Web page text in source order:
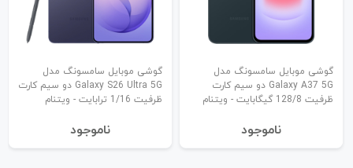
گوشی موبایل سامسونگ مدل
Galaxy A37 5G دو سیم کارت
ظرفیت 128/8 گیگابایت - ویتنام
نا‌موجود
گوشی موبایل سامسونگ مدل
Galaxy S26 Ultra 5G دو سیم کارت
ظرفیت 1/16 ترابایت - ویتنام
نا‌موجود